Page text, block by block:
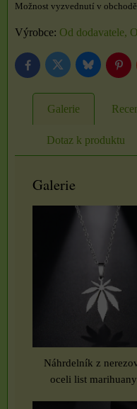
Výrobce: Od dodavatele,
FacebookTwitter Bluesky
Galerie
Dotaz k produktu
Galerie
Náhrdelník z
oceli list marihuany